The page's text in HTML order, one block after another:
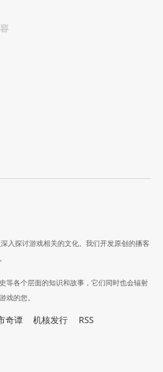
入探讨游戏相关的文化。我们开发原创的播客
等各个层面的知识和故事，它们同时也会辐射
戏的您。
奇谭 机核发行 RSS